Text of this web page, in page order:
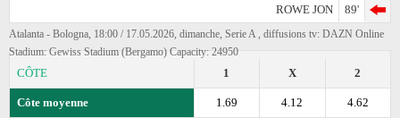
ROWE JON
89'
Atalanta - Bologna, 18:00 / 17.05.2026, dimanche, Serie A , diffusions tv: DAZN Online
Stadium: Gewiss Stadium (Bergamo) Capacity: 24950
CÔTE 2
X
1
Côte moyenne 4.62
4.12
1.69